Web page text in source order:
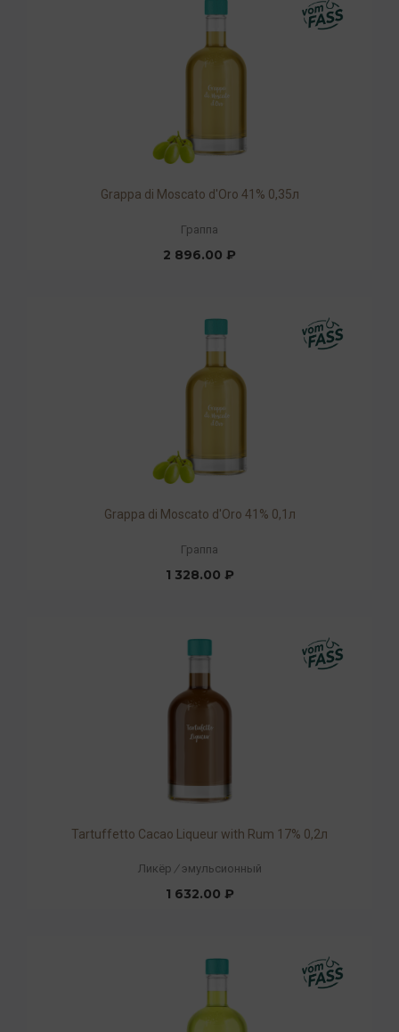
Grappa di Moscato d'Oro 41% 0,35л
Граппа
2 896.00 ₽
Grappa di Moscato d'Oro 41% 0,1л
Граппа
1 328.00 ₽
Tartuffetto Cacao Liqueur with Rum 17% 0,2л
Ликёр / эмульсионный
1 632.00 ₽